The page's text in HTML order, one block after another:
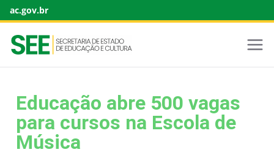
ac.gov.br
Educação abre 500 vagas
para cursos na Escola de
Música